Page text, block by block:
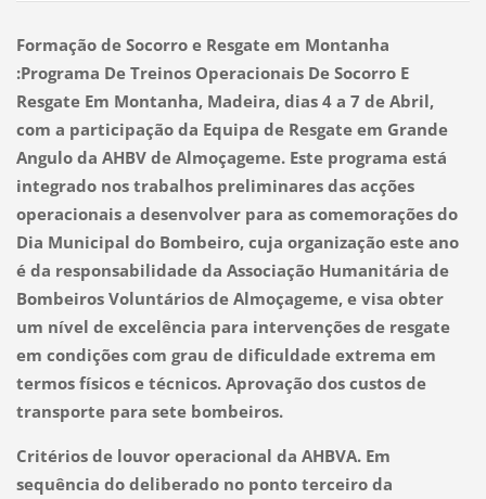
Formação de Socorro e Resgate em Montanha
:Programa De Treinos Operacionais De Socorro E
Resgate Em Montanha, Madeira, dias 4 a 7 de Abril,
com a participação da Equipa de Resgate em Grande
Angulo da AHBV de Almoçageme. Este programa está
integrado nos trabalhos preliminares das acções
operacionais a desenvolver para as comemorações do
Dia Municipal do Bombeiro, cuja organização este ano
é da responsabilidade da Associação Humanitária de
Bombeiros Voluntários de Almoçageme, e visa obter
um nível de excelência para intervenções de resgate
em condições com grau de dificuldade extrema em
termos físicos e técnicos. Aprovação dos custos de
transporte para sete bombeiros.
Critérios de louvor operacional da AHBVA. Em
sequência do deliberado no ponto terceiro da